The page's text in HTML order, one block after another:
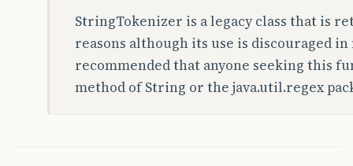
StringTokenizer is a legacy class that is
reasons although its use is discouraged in
recommended that anyone seeking this
method of String or the java.util.regex